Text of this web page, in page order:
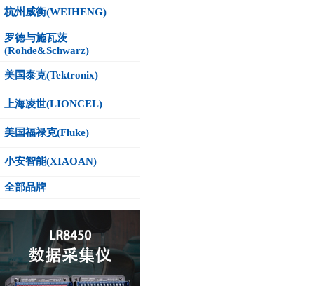
杭州威衡(WEIHENG)
罗德与施瓦茨
(Rohde&Schwarz)
美国泰克(Tektronix)
上海凌世(LIONCEL)
美国福禄克(Fluke)
小安智能(XIAOAN)
全部品牌